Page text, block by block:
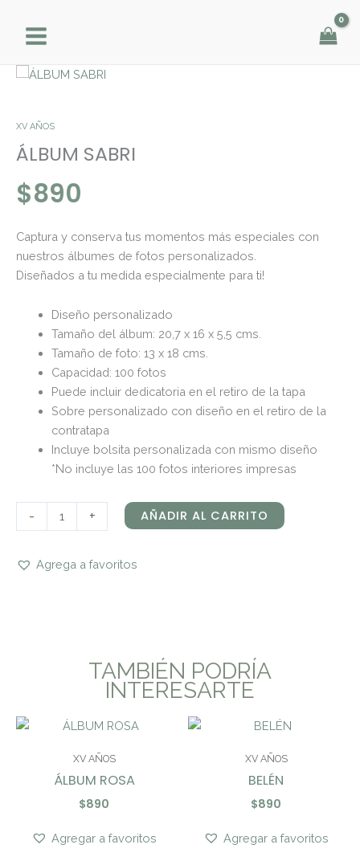
contenido
XV AÑOS
ÁLBUM SABRI
$890
Captura y conserva tus momentos más especiales con
nuestros álbumes de fotos personalizados.
Diseñados a tu medida especialmente para ti!
Diseño personalizado
Tamaño del álbum: 20,7 x 16 x 5,5 cms.
Tamaño de foto: 13 x 18 cms.
Capacidad: 100 fotos
Puede incluir dedicatoria en el retiro de la tapa
Sobre personalizado con diseño en el retiro de la
contratapa
Incluye bolsita personalizada con mismo diseño
*No incluye las 100 fotos interiores impresas
-
ÁLBUM
+ AÑADIR AL CARRITO
Agrega a favoritos
TAMBIÉN PODRÍA
INTERESARTE
XV AÑOS
ÁLBUM ROSA
$890
Agregar a favoritos
XV AÑOS
BELÉN
$890
Agregar a favoritos